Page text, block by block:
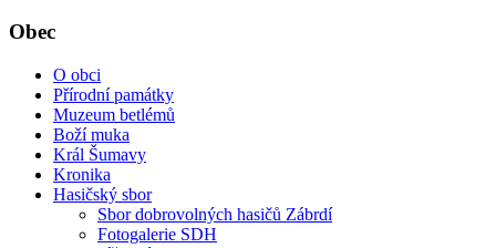
Obec
O obci
Přírodní památky
Muzeum betlémů
Boží muka
Král Šumavy
Kronika
Hasičský sbor
Sbor dobrovolných hasičů Zábrdí
Fotogalerie SDH